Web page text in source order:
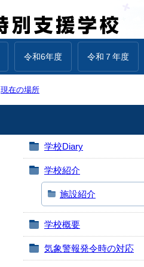
令和6年度 令和７年度
現在の場所
学校Diary
学校紹介
施設紹介
学校概要
気象警報発令時の対応